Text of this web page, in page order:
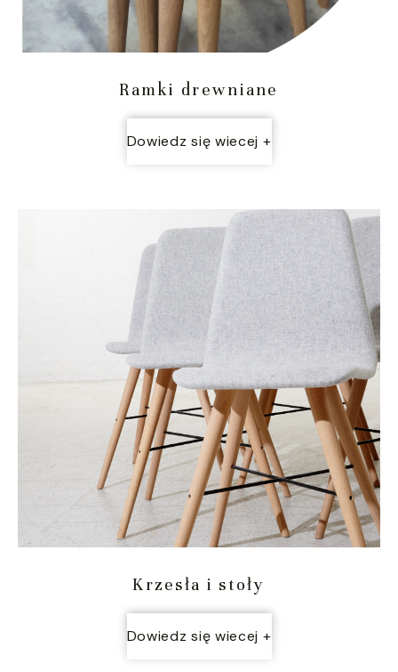
Ramki drewniane
Dowiedz się wiecej +
Krzesła i stoły
Dowiedz się wiecej +